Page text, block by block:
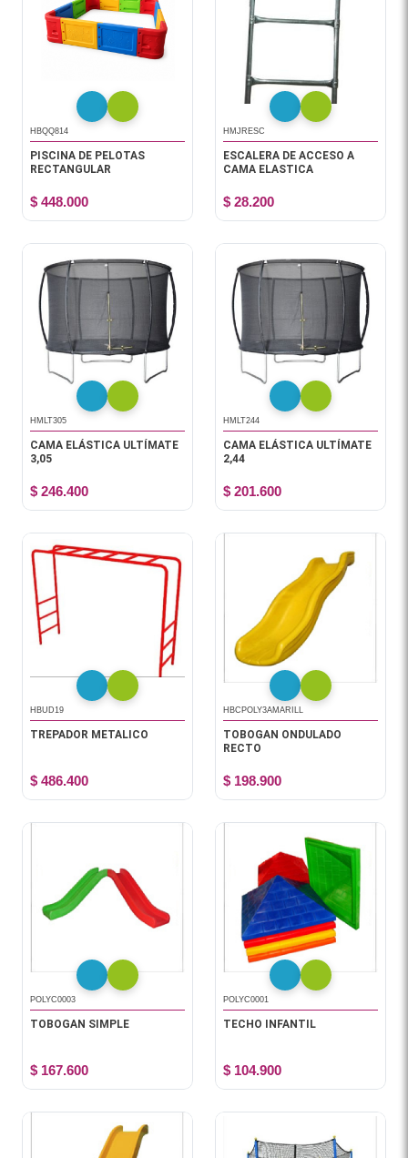
HBQQ814
PISCINA DE PELOTAS
RECTANGULAR
$ 448.000
HMJRESC
ESCALERA DE ACCESO A
CAMA ELASTICA
$ 28.200
HMLT305
CAMA ELÁSTICA ULTÍMATE
3,05
$ 246.400
HMLT244
CAMA ELÁSTICA ULTÍMATE
2,44
$ 201.600
HBUD19
TREPADOR METALICO
$ 486.400
HBCPOLY3AMARILL
TOBOGAN ONDULADO
RECTO
$ 198.900
POLYC0003
TOBOGAN SIMPLE
$ 167.600
POLYC0001
TECHO INFANTIL
$ 104.900